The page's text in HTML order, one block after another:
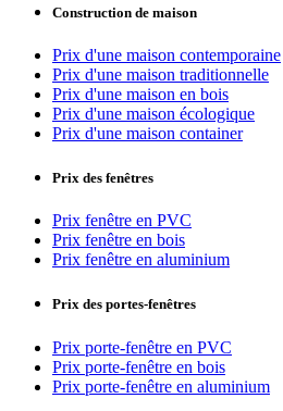
Construction de maison
Prix d'une maison contemporaine
Prix d'une maison traditionnelle
Prix d'une maison en bois
Prix d'une maison écologique
Prix d'une maison container
Prix des fenêtres
Prix fenêtre en PVC
Prix fenêtre en bois
Prix fenêtre en aluminium
Prix des portes-fenêtres
Prix porte-fenêtre en PVC
Prix porte-fenêtre en bois
Prix porte-fenêtre en aluminium